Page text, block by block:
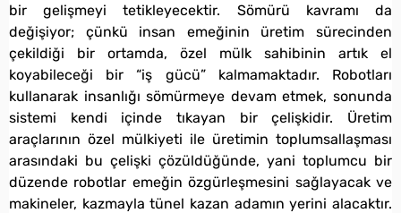
bir gelişmeyi tetikleyecektir. Sömürü kavramı da
değişiyor; çünkü insan emeğinin üretim sürecinden
çekildiği bir ortamda, özel mülk sahibinin artık el
koyabileceği bir “iş gücü” kalmamaktadır. Robotları
kullanarak insanlığı sömürmeye devam etmek, sonunda
sistemi kendi içinde tıkayan bir çelişkidir. Üretim
araçlarının özel mülkiyeti ile üretimin toplumsallaşması
arasındaki bu çelişki çözüldüğünde, yani toplumcu bir
düzende robotlar emeğin özgürleşmesini sağlayacak ve
makineler, kazmayla tünel kazan adamın yerini alacaktır.